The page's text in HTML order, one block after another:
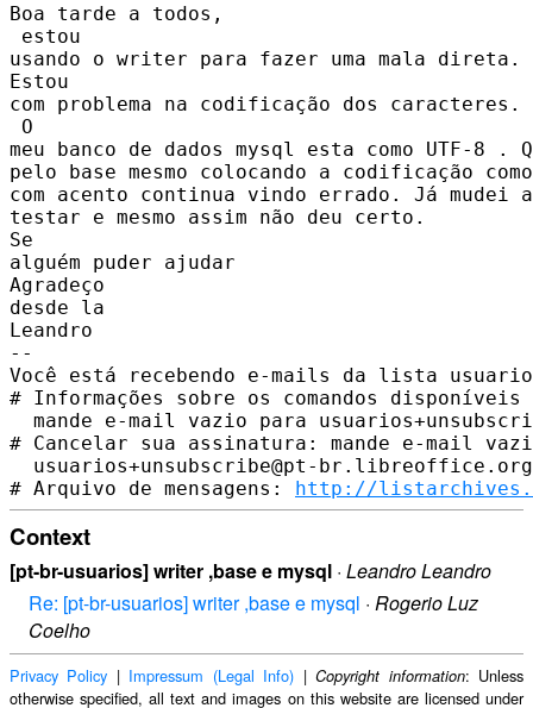
Boa tarde a todos,
estou
usando o writer para fazer uma mala direta.
Estou
com problema na codificação dos caracteres.
O
meu banco de dados mysql esta como UTF-8 .
pelo base mesmo colocando a codificação
com acento continua vindo errado. Já mudei
testar e mesmo assim não deu certo.
Se
alguém puder ajudar
Agradeço
desde la
Leandro
--
Você está recebendo e-mails da lista
# Informações sobre os comandos
mande e-mail vazio para
# Cancelar sua assinatura: mande e-mail
  usuarios+unsubscribe@pt-br.libreoffice.org
# Arquivo de mensagens: http://
Context
[pt-br-usuarios] writer ,base e mysql · Leandro Leandro
Re: [pt-br-usuarios] writer ,base e mysql · Rogerio Luz
Coelho
Privacy Policy | Impressum (Legal Info) |Copyright information: Unless
otherwise specified, all text and images on this website are licensed under